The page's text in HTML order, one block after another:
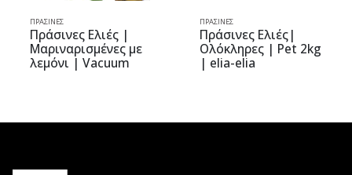
ΠΡΆΣΙΝΕΣ
Πράσινες Ελιές|
Ολόκληρες | Pet 2kg
| elia-elia
ΠΡΆΣΙΝΕΣ
Πράσινες Ελιές |
Χαρακτές | Δοχείο
13kg | elia-elia